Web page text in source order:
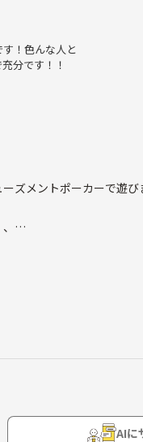
！色んな人と
分です！！
ズメントポーカーで遊
🥹🥹🥹
AIに